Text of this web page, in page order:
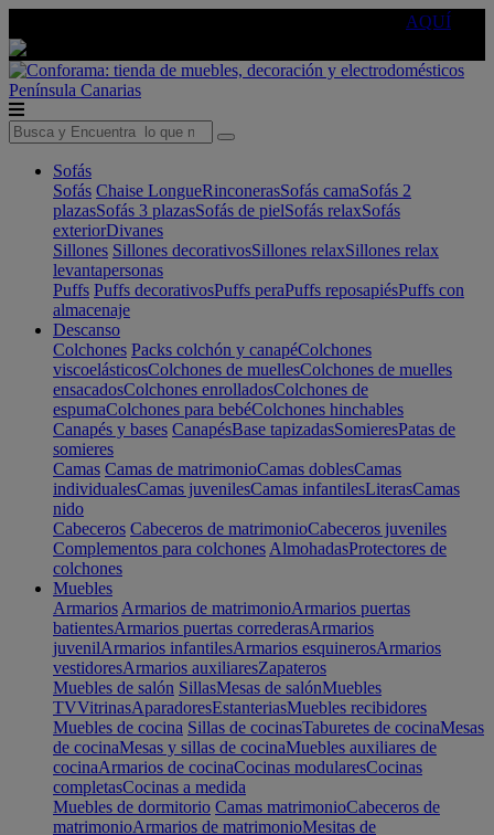
AQUÍ
Península Canarias
Sofás
Sofás Chaise LongueRinconerasSofás camaSofás 2
plazasSofás 3 plazasSofás de pielSofás relaxSofás
exteriorDivanes
Sillones Sillones decorativosSillones relaxSillones relax
levantapersonas
Puffs Puffs decorativosPuffs peraPuffs reposapiésPuffs con
almacenaje
Descanso
Colchones Packs colchón y canapéColchones
viscoelásticosColchones de muellesColchones de muelles
ensacadosColchones enrolladosColchones de
espumaColchones para bebéColchones hinchables
Canapés y bases CanapésBase tapizadasSomieresPatas de
somieres
Camas Camas de matrimonioCamas doblesCamas
individualesCamas juvenilesCamas infantilesLiterasCamas
nido
Cabeceros Cabeceros de matrimonioCabeceros juveniles
Complementos para colchones AlmohadasProtectores de
colchones
Muebles
Armarios Armarios de matrimonioArmarios puertas
batientesArmarios puertas correderasArmarios
juvenilArmarios infantilesArmarios esquinerosArmarios
vestidoresArmarios auxiliaresZapateros
Muebles de salón SillasMesas de salónMuebles
TVVitrinasAparadoresEstanteriasMuebles recibidores
Muebles de cocina Sillas de cocinasTaburetes de cocinaMesas
de cocinaMesas y sillas de cocinaMuebles auxiliares de
cocinaArmarios de cocinaCocinas modularesCocinas
completasCocinas a medida
Muebles de dormitorio Camas matrimonioCabeceros de
matrimonioArmarios de matrimonioMesitas de